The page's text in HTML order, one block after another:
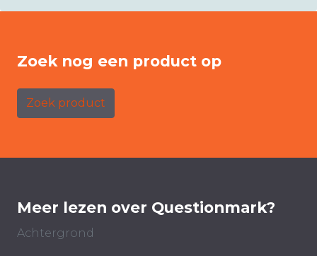
Zoek nog een product op
Zoek product
Meer lezen over Questionmark?
Achtergrond